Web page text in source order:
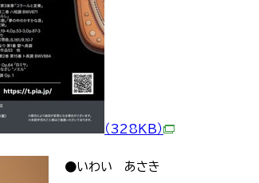
（328KB）
●いわい あさき